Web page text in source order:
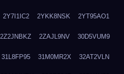
2Y7I1IC2 2YKK8NSK 2YT95AO1
2Z2JNBKZ 2ZAJL9NV 30D5VUM9
31L8FP95 31M0MR2X 32AT2VLN